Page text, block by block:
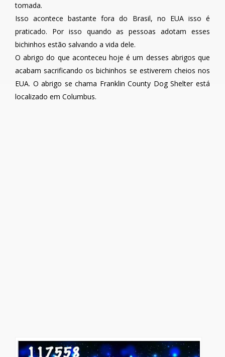
tomada.
Isso acontece bastante fora do Brasil, no EUA isso é
praticado. Por isso quando as pessoas adotam esses
bichinhos estão salvando a vida dele.
O abrigo do que aconteceu hoje é um desses abrigos que
acabam sacrificando os bichinhos se estiverem cheios nos
EUA. O abrigo se chama Franklin County Dog Shelter está
localizado em Columbus.